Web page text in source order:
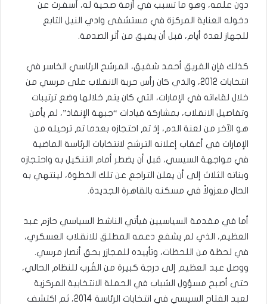
دون علمه، وهو ما تسبب في أزمة صحية له، أسفرت عن
دخوله العناية المركزة في مستشفى وادي النيل التابع
للجهاز لعدة أيام، قبل أن يفيق من أثر الصدمة.
كذلك فإن الفريق أحمد شفيق، المرشح الرئاسي الخاسر في
انتخابات 2012، والذي كان رأس حربة الانقلاب على مرسي من
خلال لقاءاته في الإمارات، التي كان يتم خلالها وضع ترتيبات
وتفاصيل الانقلاب، بمشاركة قيادات “جبهة الإنقاذ”، لم يأمن
هو الآخر من لعنة الدم، إذ تم احتجازه بعدما تم ترحيله من
الإمارات في أعقاب إعلانه الترشح لانتخابات الرئاسة الماضية
في مواجهة السيسي، قبل أن يضطر أمام التنكيل به واحتجازه
وبناته الثلاث إلى أن يعلن التراجع عن تلك الخطوة، لينتهي به
الحال معزولاً في مسكنه بالقاهرة الجديدة.
أما في مقدمة السياسيين فيأتي الناشط السياسي حازم عبد
العظيم، الذي لم يشفع دعمه المطلق للانقلاب العسكري،
في لحظة من اللحظات، وتأييده للمجازر بحق أنصار مرسي.
ووصل عبد العظيم إلى درجة كبيرة من القُرب للنظام الحالي،
حتى أصبح مسؤول الشباب في الحملة الانتخابية المركزية
لعبد الفتاح السيسي في انتخابات الرئاسة 2014، ثم اكتشف